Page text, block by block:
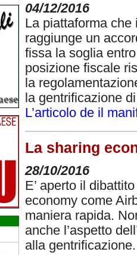
04/12/2016
La piattaforma
raggiunge un
fissa la soglia
posizione fiscale
la
la gentrificazione
L’articolo de il
La sharing
28/10/2016
E’ aperto il
economy come
maniera rapida.
anche l’aspetto
alla